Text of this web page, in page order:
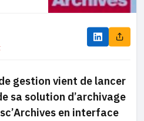
gestion vient de lancer
sa solution d’archivage
en interface